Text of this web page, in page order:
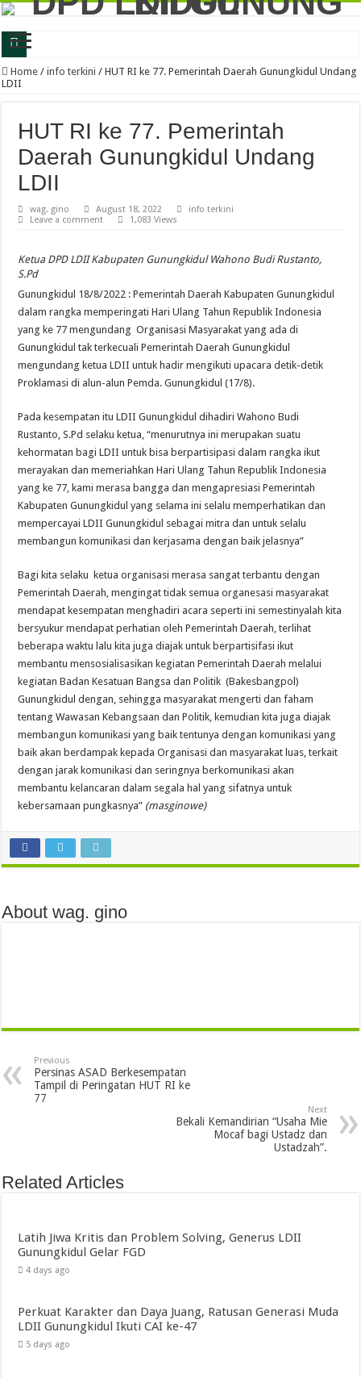
Latih Jiwa Kritis dan Problem Solving, Generus LDII Gunungkidul Gelar FGD
LDII Gunungkidul dan Kejari Perkuat Sinergi, Kesadaran Hukum Jadi Bekal
LDII Gunungkidul Gandeng DLH, Siapkan Gerakan Bakti untuk Negeri 2026
LDII Gunungkidul Ambil Bagian dalam Gerakan Jumat Bersih, Dorong
LDII Gunungkidul dan BSI Jalin Kerjasama, Perkuat Ekosistem Ekonomi
FGD LDII Gunungkidul Kupas Psikologi Anak dan Remaja, Perkuat Strategi
LDII Gunungkidul Ikuti Aksi Bersih-Bersih Sampah Memperingati Hari
Home / info terkini / HUT RI ke 77. Pemerintah Daerah Gunungkidul Undang
LDII
HUT RI ke 77. Pemerintah
Daerah Gunungkidul Undang
LDII
wag. gino August 18, 2022
info terkini
Leave a comment
1,083 Views
Ketua DPD LDII Kabupaten Gunungkidul Wahono Budi Rustanto,
S.Pd
Gunungkidul 18/8/2022 : Pemerintah Daerah Kabupaten Gunungkidul
dalam rangka memperingati Hari Ulang Tahun Republik Indonesia
yang ke 77 mengundang Organisasi Masyarakat yang ada di
Gunungkidul tak terkecuali Pemerintah Daerah Gunungkidul
mengundang ketua LDII untuk hadir mengikuti upacara detik-detik
Proklamasi di alun-alun Pemda. Gunungkidul (17/8).
Pada kesempatan itu LDII Gunungkidul dihadiri Wahono Budi
Rustanto, S.Pd selaku ketua, “menurutnya ini merupakan suatu
kehormatan bagi LDII untuk bisa berpartisipasi dalam rangka ikut
merayakan dan memeriahkan Hari Ulang Tahun Republik Indonesia
yang ke 77, kami merasa bangga dan mengapresiasi Pemerintah
Kabupaten Gunungkidul yang selama ini selalu memperhatikan dan
mempercayai LDII Gunungkidul sebagai mitra dan untuk selalu
membangun komunikasi dan kerjasama dengan baik jelasnya”
Bagi kita selaku ketua organisasi merasa sangat terbantu dengan
Pemerintah Daerah, mengingat tidak semua organesasi masyarakat
mendapat kesempatan menghadiri acara seperti ini semestinyalah kita
bersyukur mendapat perhatian oleh Pemerintah Daerah, terlihat
beberapa waktu lalu kita juga diajak untuk berpartisifasi ikut
membantu mensosialisasikan kegiatan Pemerintah Daerah melalui
kegiatan Badan Kesatuan Bangsa dan Politik (Bakesbangpol)
Gunungkidul dengan, sehingga masyarakat mengerti dan faham
tentang Wawasan Kebangsaan dan Politik, kemudian kita juga diajak
membangun komunikasi yang baik tentunya dengan komunikasi yang
baik akan berdampak kepada Organisasi dan masyarakat luas, terkait
dengan jarak komunikasi dan seringnya berkomunikasi akan
membantu kelancaran dalam segala hal yang sifatnya untuk
kebersamaan pungkasnya” (masginowe)
About wag. gino
Previous
Persinas ASAD Berkesempatan
Tampil di Peringatan HUT RI ke
77
Next
Bekali Kemandirian “Usaha Mie
Mocaf bagi Ustadz dan
Ustadzah”.
Related Articles
Latih Jiwa Kritis dan Problem Solving, Generus LDII
Gunungkidul Gelar FGD
4 days ago
Perkuat Karakter dan Daya Juang, Ratusan Generasi Muda
LDII Gunungkidul Ikuti CAI ke-47
5 days ago